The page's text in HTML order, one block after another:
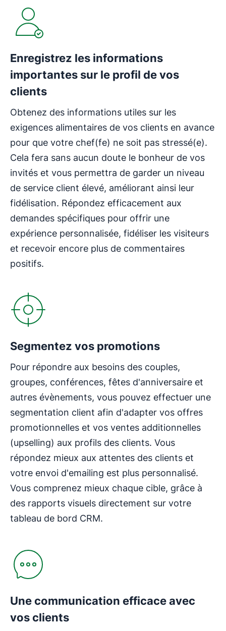
Enregistrez les informations
importantes sur le profil de vos
clients
Obtenez des informations utiles sur les
exigences alimentaires de vos clients en avance
pour que votre chef(fe) ne soit pas stressé(e).
Cela fera sans aucun doute le bonheur de vos
invités et vous permettra de garder un niveau
de service client élevé, améliorant ainsi leur
fidélisation. Répondez efficacement aux
demandes spécifiques pour offrir une
expérience personnalisée, fidéliser les visiteurs
et recevoir encore plus de commentaires
positifs.
Segmentez vos promotions
Pour répondre aux besoins des couples,
groupes, conférences, fêtes d'anniversaire et
autres évènements, vous pouvez effectuer une
segmentation client afin d'adapter vos offres
promotionnelles et vos ventes additionnelles
(upselling) aux profils des clients. Vous
répondez mieux aux attentes des clients et
votre envoi d'emailing est plus personnalisé.
Vous comprenez mieux chaque cible, grâce à
des rapports visuels directement sur votre
tableau de bord CRM.
Une communication efficace avec
vos clients